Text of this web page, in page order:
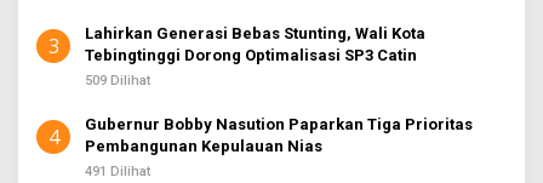
3
Lahirkan Generasi Bebas Stunting, Wali Kota
Tebingtinggi Dorong Optimalisasi SP3 Catin
509 Dilihat
4
Gubernur Bobby Nasution Paparkan Tiga Prioritas
Pembangunan Kepulauan Nias
491 Dilihat